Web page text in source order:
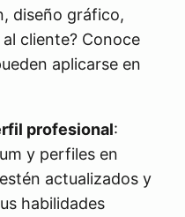
diseño gráfico,
cliente? Conoce
aplicarse en
profesional:
y perfiles en
actualizados y
habilidades